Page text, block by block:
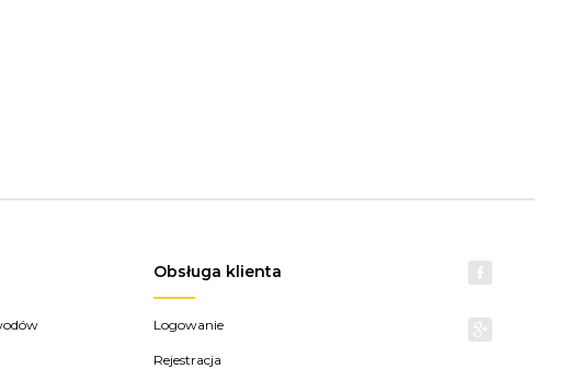
Obsługa klienta
Logowanie
Rejestracja